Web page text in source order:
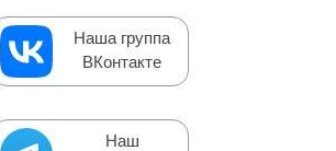
Наша группа
ВКонтакте
Наш